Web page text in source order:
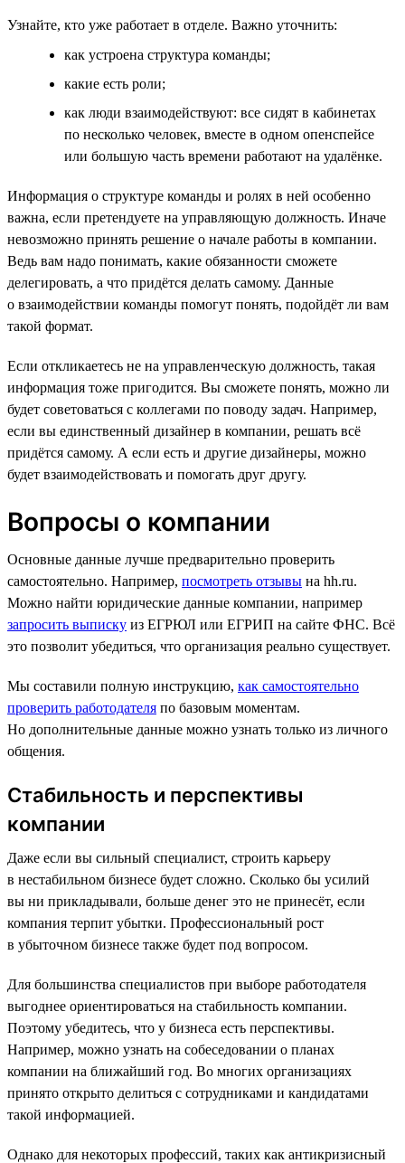
Узнайте, кто уже работает в отделе. Важно уточнить:
как устроена структура команды;
какие есть роли;
как люди взаимодействуют: все сидят в кабинетах
по несколько человек, вместе в одном опенспейсе
или большую часть времени работают на удалёнке.
Информация о структуре команды и ролях в ней особенно
важна, если претендуете на управляющую должность. Иначе
невозможно принять решение о начале работы в компании.
Ведь вам надо понимать, какие обязанности сможете
делегировать, а что придётся делать самому. Данные
о взаимодействии команды помогут понять, подойдёт ли вам
такой формат.
Если откликаетесь не на управленческую должность, такая
информация тоже пригодится. Вы сможете понять, можно ли
будет советоваться с коллегами по поводу задач. Например,
если вы единственный дизайнер в компании, решать всё
придётся самому. А если есть и другие дизайнеры, можно
будет взаимодействовать и помогать друг другу.
Вопросы о компании
Основные данные лучше предварительно проверить
самостоятельно. Например, посмотреть отзывы на hh.ru.
Можно найти юридические данные компании, например
запросить выписку из ЕГРЮЛ или ЕГРИП на сайте ФНС. Всё
это позволит убедиться, что организация реально существует.
Мы составили полную инструкцию, как самостоятельно
проверить работодателя по базовым моментам.
Но дополнительные данные можно узнать только из личного
общения.
Стабильность и перспективы
компании
Даже если вы сильный специалист, строить карьеру
в нестабильном бизнесе будет сложно. Сколько бы усилий
вы ни прикладывали, больше денег это не принесёт, если
компания терпит убытки. Профессиональный рост
в убыточном бизнесе также будет под вопросом.
Для большинства специалистов при выборе работодателя
выгоднее ориентироваться на стабильность компании.
Поэтому убедитесь, что у бизнеса есть перспективы.
Например, можно узнать на собеседовании о планах
компании на ближайший год. Во многих организациях
принято открыто делиться с сотрудниками и кандидатами
такой информацией.
Однако для некоторых профессий, таких как антикризисный